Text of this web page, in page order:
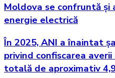
Moldova se confruntă și
energie electrică
În 2025, ANI a înaintat
privind confiscarea
totală de aproximativ